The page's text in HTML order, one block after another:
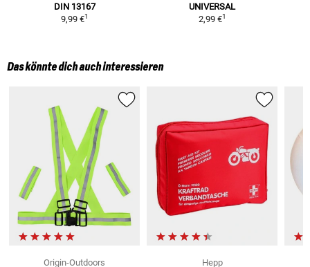
DIN 13167
9,99 €1
UNIVERSAL
2,99 €1
Das könnte dich auch interessieren
Origin-Outdoors Hepp